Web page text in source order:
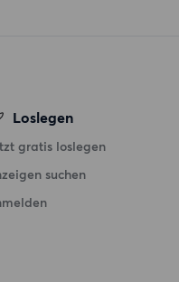
Loslegen
gratis loslegen
suchen